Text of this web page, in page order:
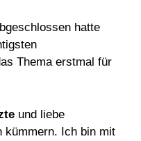
hatte
Thema erstmal für
und liebe
kümmern. Ich bin mit